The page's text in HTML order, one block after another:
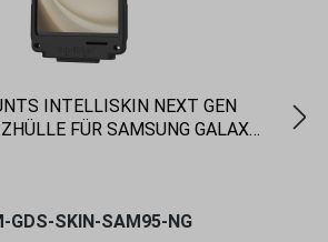
INTELLISKIN NEXT GEN
FÜR SAMSUNG GALAXY
GDS-SKIN-SAM95-NG